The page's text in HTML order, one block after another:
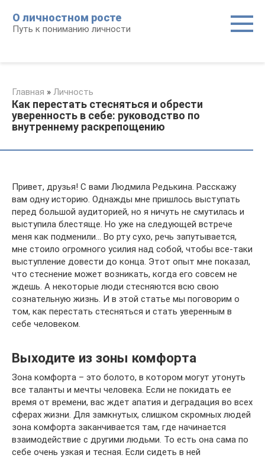
контенту
О личностном росте
Путь к пониманию личности
Главная » Личность
Как перестать стесняться и обрести
уверенность в себе: руководство по
внутреннему раскрепощению
Привет, друзья! С вами Людмила Редькина. Расскажу
вам одну историю. Однажды мне пришлось выступать
перед большой аудиторией, но я ничуть не смутилась и
выступила блестяще. Но уже на следующей встрече
меня как подменили… Во рту сухо, речь запутывается,
мне стоило огромного усилия над собой, чтобы все-таки
выступление довести до конца. Этот опыт мне показал,
что стеснение может возникать, когда его совсем не
ждешь. А некоторые люди стесняются всю свою
сознательную жизнь. И в этой статье мы поговорим о
том, как перестать стесняться и стать уверенным в
себе человеком.
Выходите из зоны комфорта
Зона комфорта – это болото, в котором могут утонуть
все таланты и мечты человека. Если не покидать ее
время от времени, вас ждет апатия и деградация во всех
сферах жизни. Для замкнутых, слишком скромных людей
зона комфорта заканчивается там, где начинается
взаимодействие с другими людьми. То есть она сама по
себе очень узкая и тесная. Если сидеть в ней